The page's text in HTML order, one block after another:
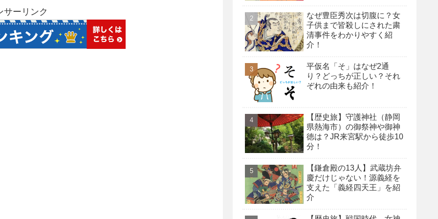
サーリンク
なぜ豊臣秀次は切腹に？女
子供まで皆殺しにされた粛
清事件をわかりやすく紹
介！
平仮名「そ」はなぜ2通
り？どっちが正しい？それ
ぞれの由来も紹介！
【歴史旅】守護神社（静岡
県熱海市）の御祭神や御神
徳は？JR来宮駅から徒歩10
分！
【鎌倉殿の13人】武蔵坊弁
慶だけじゃない！源義経を
支えた「義経四天王」を紹
介